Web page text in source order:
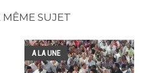
MÊME SUJET
A LA UNE